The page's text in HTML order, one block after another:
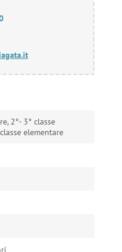
2°- 3° classe
elementare